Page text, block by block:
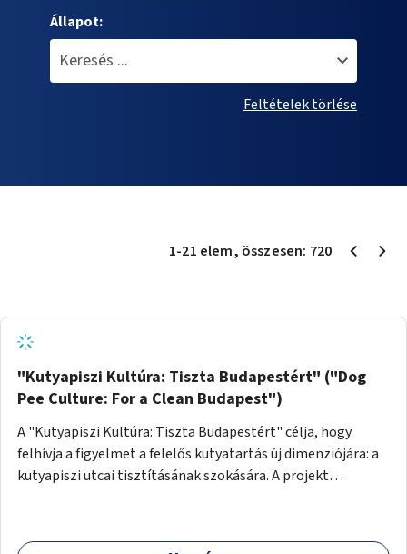
Állapot:
Feltételek törlése
1-21 elem, összesen: 720
"Kutyapiszi Kultúra: Tiszta Budapestért" ("Dog
Pee Culture: For a Clean Budapest")
A "Kutyapiszi Kultúra: Tiszta Budapestért" célja, hogy
felhívja a figyelmet a felelős kutyatartás új dimenziójára: a
kutyapiszi utcai tisztításának szokására. A projekt
palack vízzel öblítsék le azt, ezzel hozzájárulva a tiszta,